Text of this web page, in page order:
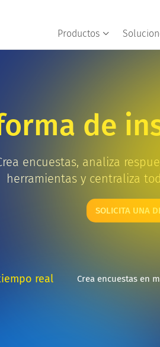
Productos
de
encuestas, analiza
herramientas y centraliza
SOLICITA UNA
real Crea encuestas en